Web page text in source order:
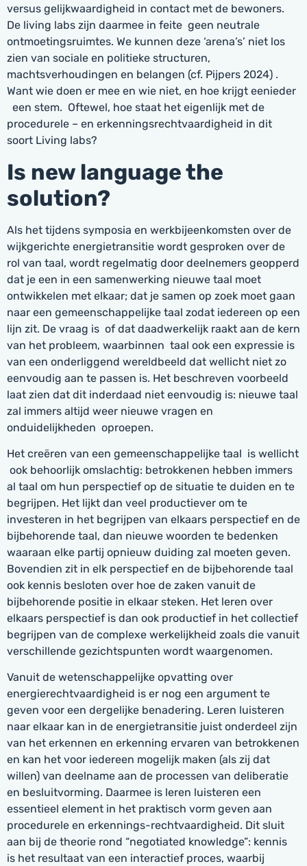
versus gelijkwaardigheid in contact met de bewoners.
De living labs zijn daarmee in feite geen neutrale
ontmoetingsruimtes. We kunnen deze ‘arena’s’ niet los
zien van sociale en politieke structuren,
machtsverhoudingen en belangen (cf. Pijpers 2024) .
Want wie doen er mee en wie niet, en hoe krijgt eenieder
een stem. Oftewel, hoe staat het eigenlijk met de
procedurele – en erkenningsrechtvaardigheid in dit
soort Living labs?
Is new language the
solution?
Als het tijdens symposia en werkbijeenkomsten over de
wijkgerichte energietransitie wordt gesproken over de
rol van taal, wordt regelmatig door deelnemers geopperd
dat je een in een samenwerking nieuwe taal moet
ontwikkelen met elkaar; dat je samen op zoek moet gaan
naar een gemeenschappelijke taal zodat iedereen op een
lijn zit. De vraag is of dat daadwerkelijk raakt aan de kern
van het probleem, waarbinnen taal ook een expressie is
van een onderliggend wereldbeeld dat wellicht niet zo
eenvoudig aan te passen is. Het beschreven voorbeeld
laat zien dat dit inderdaad niet eenvoudig is: nieuwe taal
zal immers altijd weer nieuwe vragen en
onduidelijkheden oproepen.
Het creëren van een gemeenschappelijke taal is wellicht
ook behoorlijk omslachtig: betrokkenen hebben immers
al taal om hun perspectief op de situatie te duiden en te
begrijpen. Het lijkt dan veel productiever om te
investeren in het begrijpen van elkaars perspectief en de
bijbehorende taal, dan nieuwe woorden te bedenken
waaraan elke partij opnieuw duiding zal moeten geven.
Bovendien zit in elk perspectief en de bijbehorende taal
ook kennis besloten over hoe de zaken vanuit de
bijbehorende positie in elkaar steken. Het leren over
elkaars perspectief is dan ook productief in het collectief
begrijpen van de complexe werkelijkheid zoals die vanuit
verschillende gezichtspunten wordt waargenomen.
Vanuit de wetenschappelijke opvatting over
energierechtvaardigheid is er nog een argument te
geven voor een dergelijke benadering. Leren luisteren
naar elkaar kan in de energietransitie juist onderdeel zijn
van het erkennen en erkenning ervaren van betrokkenen
en kan het voor iedereen mogelijk maken (als zij dat
willen) van deelname aan de processen van deliberatie
en besluitvorming. Daarmee is leren luisteren een
essentieel element in het praktisch vorm geven aan
procedurele en erkennings-rechtvaardigheid. Dit sluit
aan bij de theorie rond “negotiated knowledge”: kennis
is het resultaat van een interactief proces, waarbij